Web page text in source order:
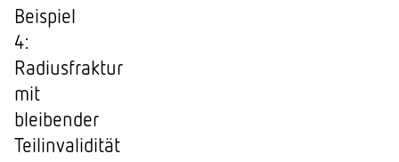
Beispiel
4:
Radiusfraktur
mit
bleibender
Teilinvalidität